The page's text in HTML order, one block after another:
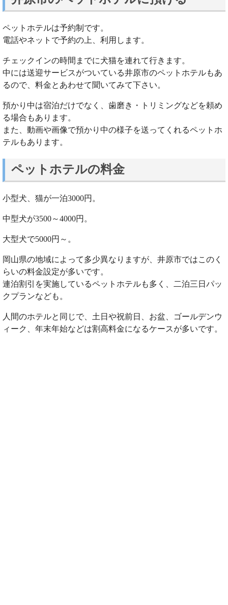
ペットホテルは予約制です。
電話やネットで予約の上、利用します。
チェックインの時間までに犬猫を連れて行きます。
中には送迎サービスがついている井原市のペットホテルもあ
るので、料金とあわせて聞いてみて下さい。
預かり中は宿泊だけでなく、歯磨き・トリミングなどを頼め
る場合もあります。
また、動画や画像で預かり中の様子を送ってくれるペットホ
テルもあります。
ペットホテルの料金
小型犬、猫が一泊3000円。
中型犬が3500～4000円。
大型犬で5000円～。
岡山県の地域によって多少異なりますが、井原市ではこのく
らいの料金設定が多いです。
連泊割引を実施しているペットホテルも多く、二泊三日パッ
クプランなども。
人間のホテルと同じで、土日や祝前日、お盆、ゴールデンウ
ィーク、年末年始などは割高料金になるケースが多いです。